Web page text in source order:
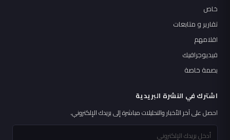
خاص
تقارير و متابعات
اقلامهم
فيديوجرافيك
بصمة خاصة
اشترك في النشرة البريدية
احصل على آخر الأخبار والتحليلات مباشرة إلى بريدك الإلكتروني.